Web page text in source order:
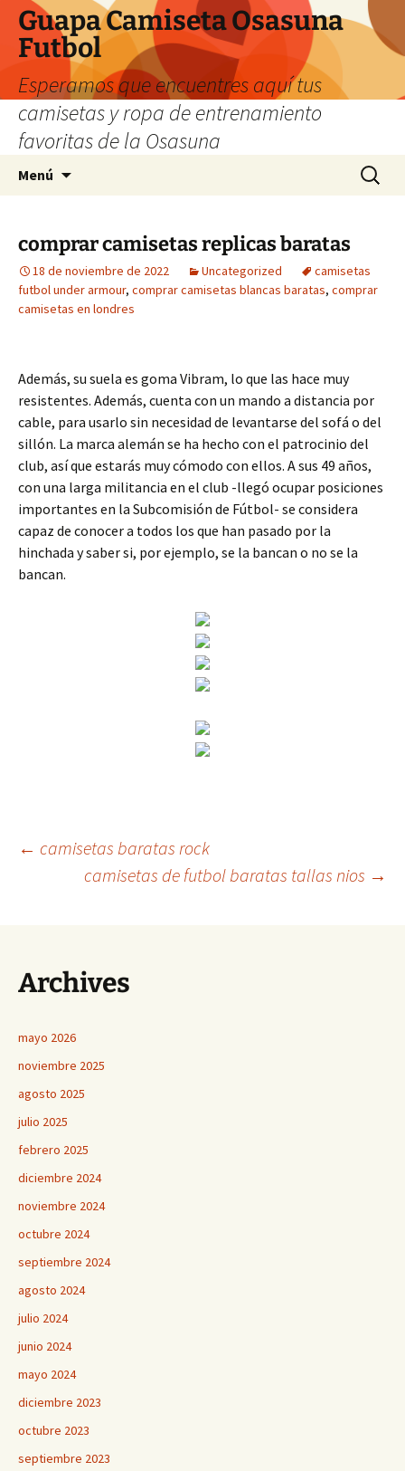
Guapa Camiseta Osasuna
Futbol
Esperamos que encuentres aquí tus
camisetas y ropa de entrenamiento
favoritas de la Osasuna
Menú Buscar:
comprar camisetas replicas baratas
18 de noviembre de 2022 Uncategorized
camisetas
futbol under armour, comprar camisetas blancas baratas, comprar
camisetas en londres
Además, su suela es goma Vibram, lo que las hace muy
resistentes. Además, cuenta con un mando a distancia por
cable, para usarlo sin necesidad de levantarse del sofá o del
sillón. La marca alemán se ha hecho con el patrocinio del
club, así que estarás muy cómodo con ellos. A sus 49 años,
con una larga militancia en el club -llegó ocupar posiciones
importantes en la Subcomisión de Fútbol- se considera
capaz de conocer a todos los que han pasado por la
hinchada y saber si, por ejemplo, se la bancan o no se la
bancan.
Navegación
entradas
← camisetas baratas rock
camisetas de futbol baratas tallas nios →
Archives
mayo 2026
noviembre 2025
agosto 2025
julio 2025
febrero 2025
diciembre 2024
noviembre 2024
octubre 2024
septiembre 2024
agosto 2024
julio 2024
junio 2024
mayo 2024
diciembre 2023
octubre 2023
septiembre 2023